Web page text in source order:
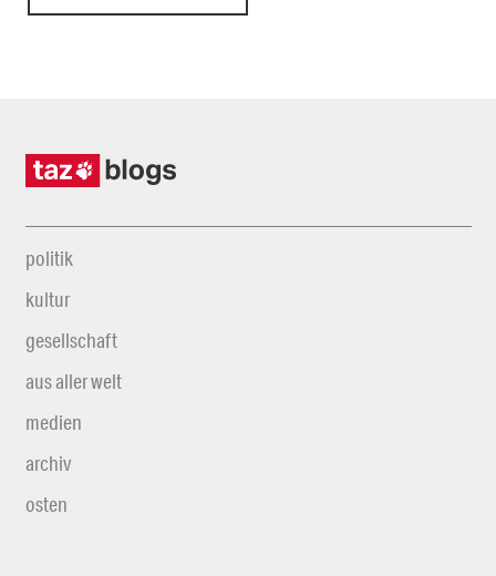
politik
kultur
gesellschaft
aus aller welt
medien
archiv
osten